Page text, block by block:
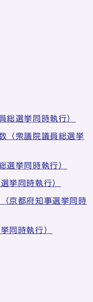
選挙同時執行）
（衆議院議員総選挙
挙同時執行）
挙同時執行）
京都府知事選挙同時
同時執行）